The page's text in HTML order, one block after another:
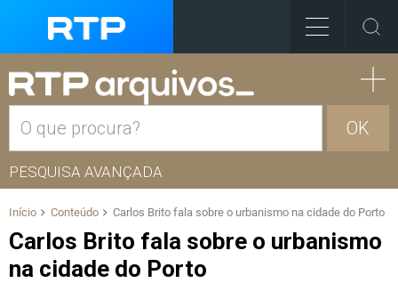
OK
PESQUISA AVANÇADA
Início Conteúdo Carlos Brito fala sobre o urbanismo na cidade do Porto
Carlos Brito fala sobre o urbanismo
na cidade do Porto